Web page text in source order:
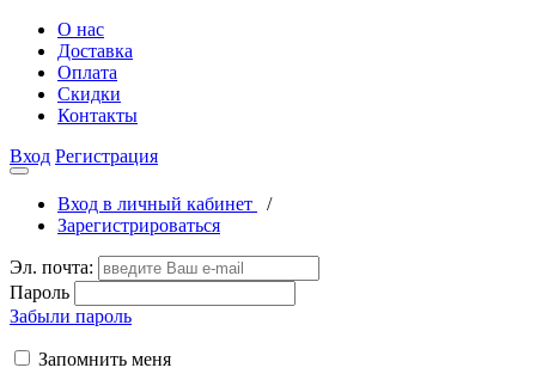
О нас
Доставка
Оплата
Скидки
Контакты
Вход Регистрация
Вход в личный кабинет
/
Зарегистрироваться
Эл. почта:
Пароль
Забыли пароль
Запомнить меня